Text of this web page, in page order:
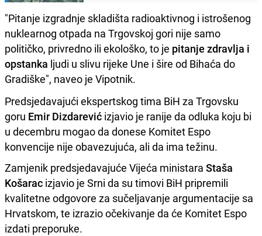
"Pitanje izgradnje skladišta radioaktivnog i istrošenog
nuklearnog otpada na Trgovskoj gori nije samo
političko, privredno ili ekološko, to je pitanje zdravlja i
opstanka ljudi u slivu rijeke Une i šire od Bihaća do
Gradiške", naveo je Vipotnik.
Predsjedavajući ekspertskog tima BiH za Trgovsku
goru Emir Dizdarević izjavio je ranije da odluka koju bi
u decembru mogao da donese Komitet Espo
konvencije nije obavezujuća, ali da ima težinu.
Zamjenik predsjedavajuće Vijeća ministara Staša
Košarac izjavio je Srni da su timovi BiH pripremili
kvalitetne odgovore za sučeljavanje argumentacije sa
Hrvatskom, te izrazio očekivanje da će Komitet Espo
izdati preporuke.